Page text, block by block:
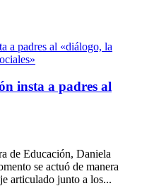
insta a padres al
de Educación, Daniela
se actuó de manera
articulado junto a los...